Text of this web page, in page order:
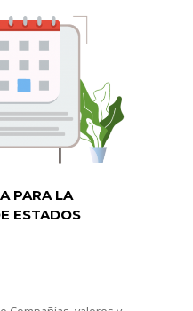
PARA LA
ESTADOS